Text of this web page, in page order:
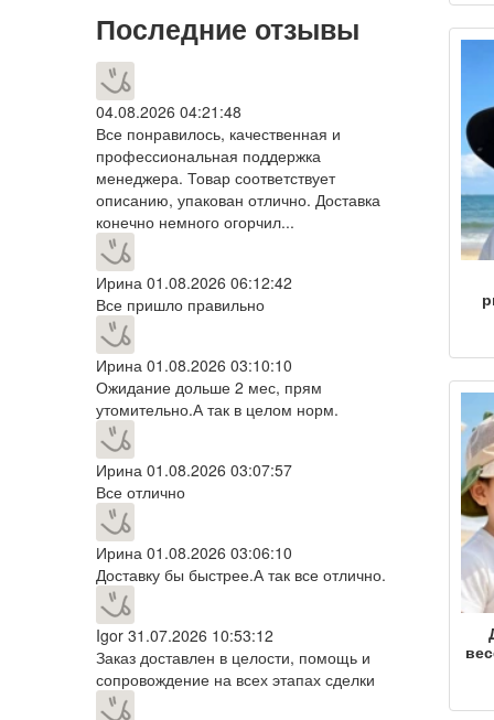
Последние отзывы
04.08.2026 04:21:48
Все понравилось, качественная и
профессиональная поддержка
менеджера. Товар соответствует
описанию, упакован отлично. Доставка
конечно немного огорчил...
Ирина 01.08.2026 06:12:42
Все пришло правильно
Ирина 01.08.2026 03:10:10
Ожидание дольше 2 мес, прям
утомительно.А так в целом норм.
Ирина 01.08.2026 03:07:57
Все отлично
Ирина 01.08.2026 03:06:10
Доставку бы быстрее.А так все отлично.
Igor 31.07.2026 10:53:12
Заказ доставлен в целости, помощь и
сопровождение на всех этапах сделки